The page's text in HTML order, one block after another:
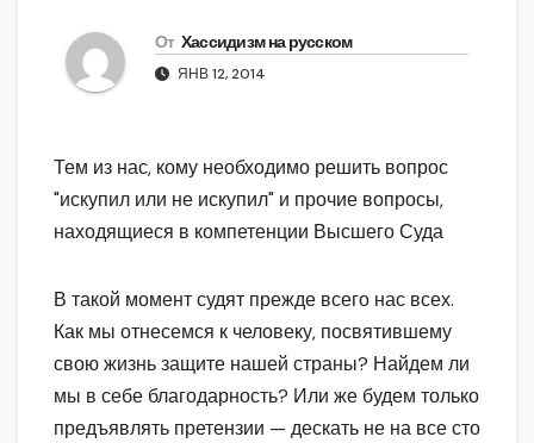
От Хассидизм на русском
ЯНВ 12, 2014
Тем из нас, кому необходимо решить вопрос
"искупил или не искупил" и прочие вопросы,
находящиеся в компетенции Высшего Суда
В такой момент судят прежде всего нас всех.
Как мы отнесемся к человеку, посвятившему
свою жизнь защите нашей страны? Найдем ли
мы в себе благодарность? Или же будем только
предъявлять претензии — дескать не на все сто